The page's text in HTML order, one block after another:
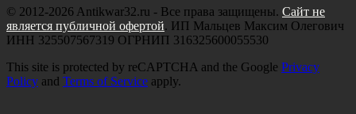
© 2012-2026 Antikwar32.ru - Все права защищены. Сайт не
является публичной офертой. ИП Мальцев Максим Олегович
ИНН 325507567319 ОГРНИП 316325600055530
This site is protected by reCAPTCHA and the Google Privacy
Policy and Terms of Service apply.